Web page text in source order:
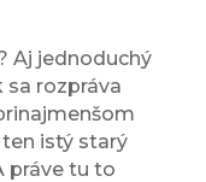
Aj jednoduchý
sa rozpráva
istý starý
práve tu to